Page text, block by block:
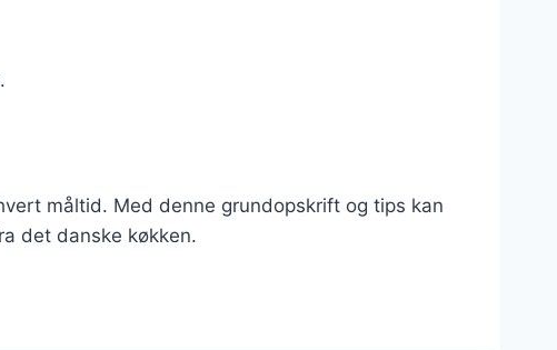
måltid. Med denne grundopskrift og tips kan
det danske køkken.